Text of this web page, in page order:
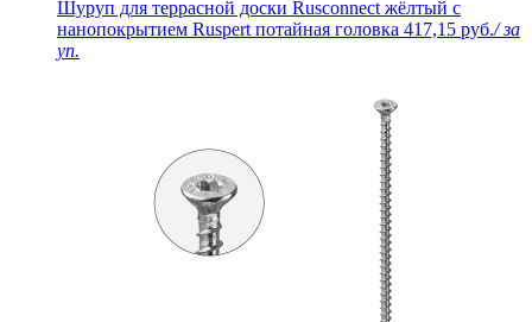
Шуруп для террасной доски Rusconnect жёлтый с
нанопокрытием Ruspert потайная головка 417,15 руб./ за
уп.